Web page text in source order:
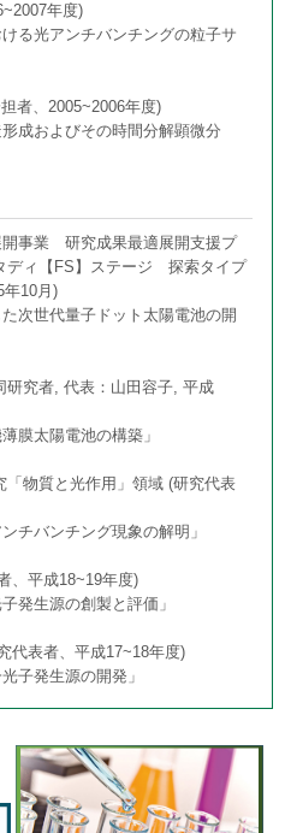
年度)
る光アンチバンチングの粒子サ
者、2005~2006年度)
成およびその時間分解顕微分
事業 研究成果最適展開支援プ
ディ【FS】ステージ 探索タイプ
年10月)
次世代量子ドット太陽電池の開
研究者, 代表：山田容子, 平成
膜太陽電池の構築」
物質と光作用」領域 (研究代表
チバンチング現象の解明」
、平成18~19年度)
発生源の創製と評価」
代表者、平成17~18年度)
子発生源の開発」